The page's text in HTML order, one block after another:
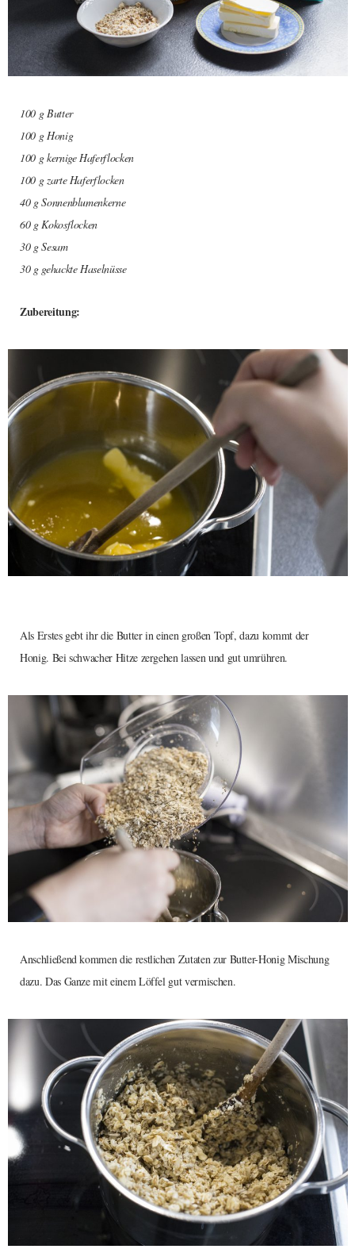
100 g Butter
100 g Honig
100 g kernige Haferflocken
100 g zarte Haferflocken
40 g Sonnenblumenkerne
60 g Kokosflocken
30 g Sesam
30 g gehackte Haselnüsse
Zubereitung:
Als Erstes gebt ihr die Butter in einen großen Topf, dazu kommt der
Honig. Bei schwacher Hitze zergehen lassen und gut umrühren.
Anschließend kommen die restlichen Zutaten zur Butter-Honig Mischung
dazu. Das Ganze mit einem Löffel gut vermischen.